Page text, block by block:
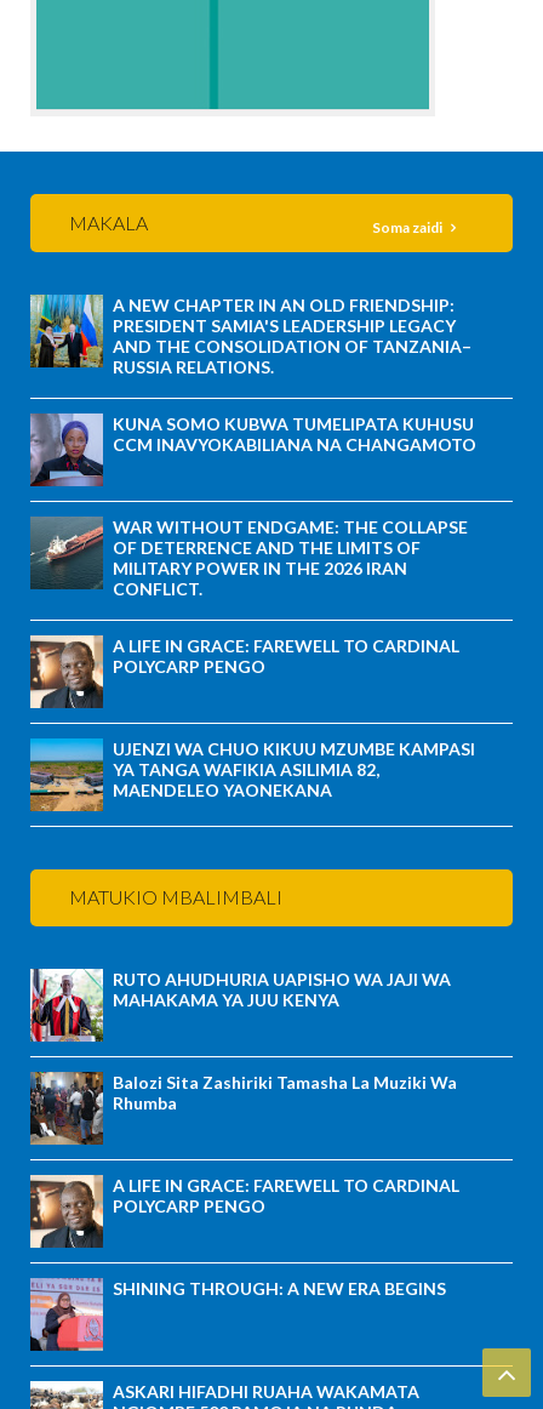
MAKALA Soma zaidi
A NEW CHAPTER IN AN OLD FRIENDSHIP:
PRESIDENT SAMIA'S LEADERSHIP LEGACY
AND THE CONSOLIDATION OF TANZANIA–
RUSSIA RELATIONS.
KUNA SOMO KUBWA TUMELIPATA KUHUSU
CCM INAVYOKABILIANA NA CHANGAMOTO
WAR WITHOUT ENDGAME: THE COLLAPSE
OF DETERRENCE AND THE LIMITS OF
MILITARY POWER IN THE 2026 IRAN
CONFLICT.
A LIFE IN GRACE: FAREWELL TO CARDINAL
POLYCARP PENGO
UJENZI WA CHUO KIKUU MZUMBE KAMPASI
YA TANGA WAFIKIA ASILIMIA 82,
MAENDELEO YAONEKANA
MATUKIO MBALIMBALI
RUTO AHUDHURIA UAPISHO WA JAJI WA
MAHAKAMA YA JUU KENYA
Balozi Sita Zashiriki Tamasha La Muziki Wa
Rhumba
A LIFE IN GRACE: FAREWELL TO CARDINAL
POLYCARP PENGO
SHINING THROUGH: A NEW ERA BEGINS
ASKARI HIFADHI RUAHA WAKAMATA